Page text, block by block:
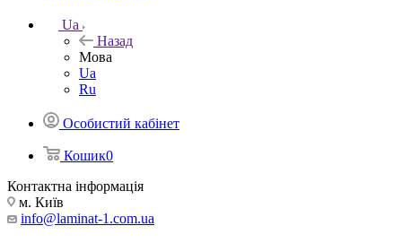
Ua
Назад
Мова
Ua
Ru
Особистий кабінет
Кошик0
Контактна інформація
м. Київ
info@laminat-1.com.ua